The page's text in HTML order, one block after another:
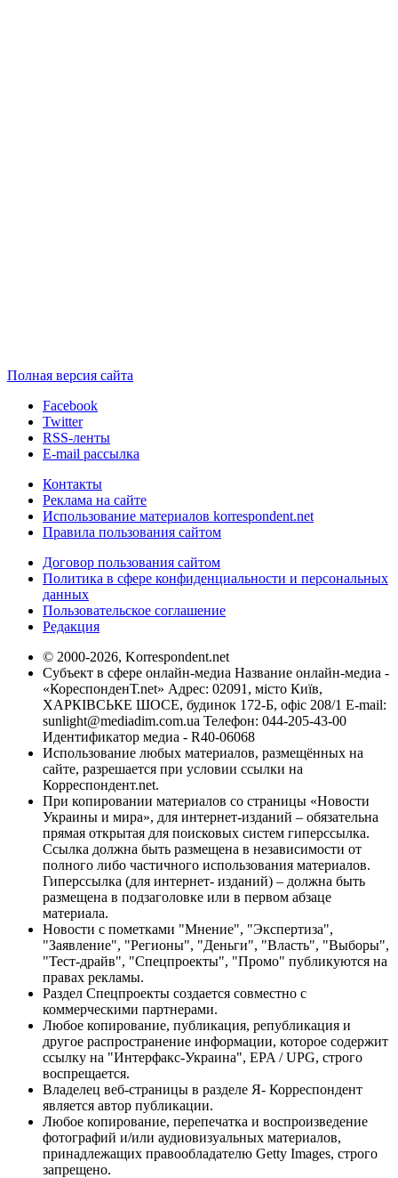
Полная версия сайта
Facebook
Twitter
RSS-ленты
E-mail рассылка
Контакты
Реклама на сайте
Использование материалов korrespondent.net
Правила пользования сайтом
Договор пользования сайтом
Политика в сфере конфиденциальности и персональных
данных
Пользовательское соглашение
Редакция
© 2000-2026, Korrespondent.net
Субъект в сфере онлайн-медиа Название онлайн-медиа -
«КореспонденТ.net» Адрес: 02091, місто Київ,
ХАРКІВСЬКЕ ШОСЕ, будинок 172-Б, офіс 208/1 E-mail:
sunlight@mediadim.com.ua Телефон: 044-205-43-00
Идентификатор медиа - R40-06068
Использование любых материалов, размещённых на
сайте, разрешается при условии ссылки на
Корреспондент.net.
При копировании материалов со страницы «Новости
Украины и мира», для интернет-изданий – обязательна
прямая открытая для поисковых систем гиперссылка.
Ссылка должна быть размещена в независимости от
полного либо частичного использования материалов.
Гиперссылка (для интернет- изданий) – должна быть
размещена в подзаголовке или в первом абзаце
материала.
Новости с пометками "Мнение", "Экспертиза",
"Заявление", "Регионы", "Деньги", "Власть", "Выборы",
"Тест-драйв", "Спецпроекты", "Промо" публикуются на
правах рекламы.
Раздел Спецпроекты создается совместно с
коммерческими партнерами.
Любое копирование, публикация, републикация и
другое распространение информации, которое содержит
ссылку на "Интерфакс-Украина", EPA / UPG, строго
воспрещается.
Владелец веб-страницы в разделе Я- Корреспондент
является автор публикации.
Любое копирование, перепечатка и воспроизведение
фотографий и/или аудиовизуальных материалов,
принадлежащих правообладателю Getty Images, строго
запрещено.